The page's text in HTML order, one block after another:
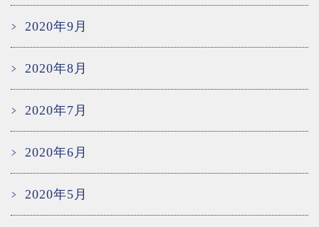
2020年9月
2020年8月
2020年7月
2020年6月
2020年5月